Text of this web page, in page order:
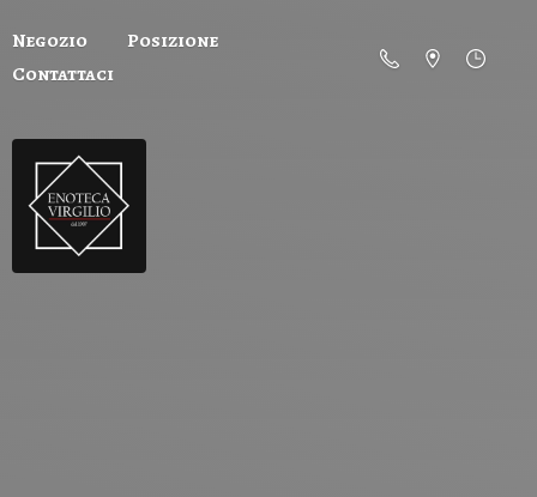
Negozio
Posizione
Contattaci